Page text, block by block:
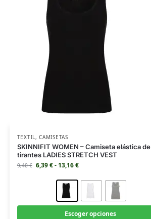
TEXTIL,CAMISETAS
SKINNIFIT WOMEN – Camiseta elástica de
tirantes LADIES STRETCH VEST
9,40€ 6,39€- 13,16€
Escoger opciones